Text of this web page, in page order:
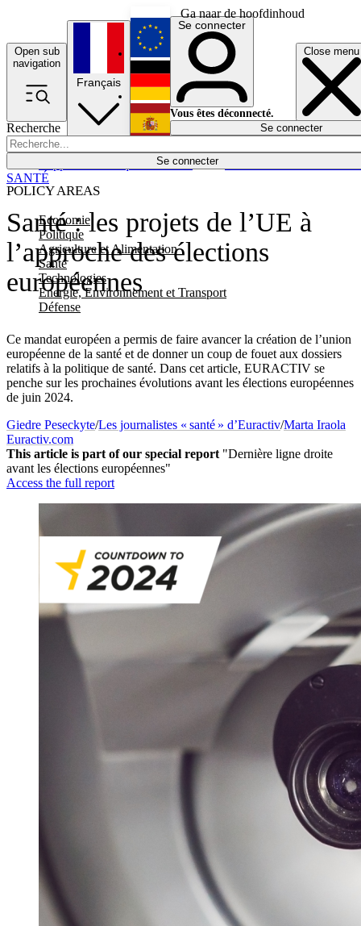
Ga naar de hoofdinhoud
Open sub
navigation
Close menu
Recherche
Se connecter
POLICY AREAS
Economie
Politique
Agriculture et Alimentation
Santé
Technologies
Energie, Environnement et Transport
Défense
Économie
Français
English
Deutsch
Español
Se connecter
Vous êtes déconnecté.
Se connecter
Santé : les projets de l’UE à
l’approche des élections
européennes
Ce mandat européen a permis de faire avancer la création de l’union
européenne de la santé et de donner un coup de fouet aux dossiers
relatifs à la politique de santé. Dans cet article, EURACTIV se
penche sur les prochaines évolutions avant les élections européennes
de juin 2024.
SANTÉ
Giedre Peseckyte/Les journalistes « santé » d’Euractiv/Marta Iraola
Euractiv.com
This article is part of our special report "Dernière ligne droite
avant les élections européennes"
Access the full report